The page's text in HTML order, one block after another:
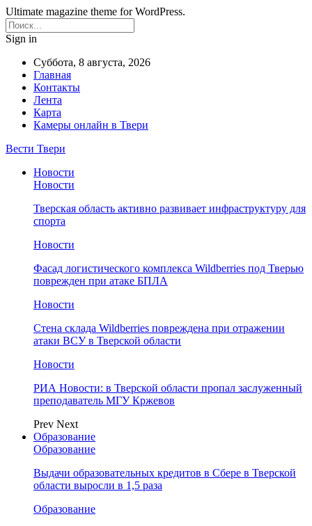
Ultimate magazine theme for WordPress.
Sign in
Суббота, 8 августа, 2026
Главная
Контакты
Лента
Карта
Камеры онлайн в Твери
Вести Твери
Новости
Новости
Тверская область активно развивает инфраструктуру для
спорта
Новости
Фасад логистического комплекса Wildberries под Тверью
поврежден при атаке БПЛА
Новости
Стена склада Wildberries повреждена при отражении
атаки ВСУ в Тверской области
Новости
РИА Новости: в Тверской области пропал заслуженный
преподаватель МГУ Кржевов
Prev Next
Образование
Образование
Выдачи образовательных кредитов в Сбере в Тверской
области выросли в 1,5 раза
Образование